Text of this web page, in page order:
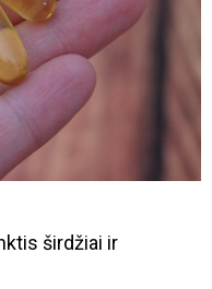
širdžiai ir